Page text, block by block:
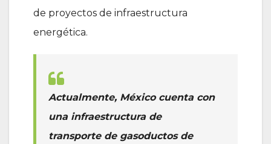
de proyectos de infraestructura
energética.
Actualmente, México cuenta con
una infraestructura de
transporte de gasoductos de